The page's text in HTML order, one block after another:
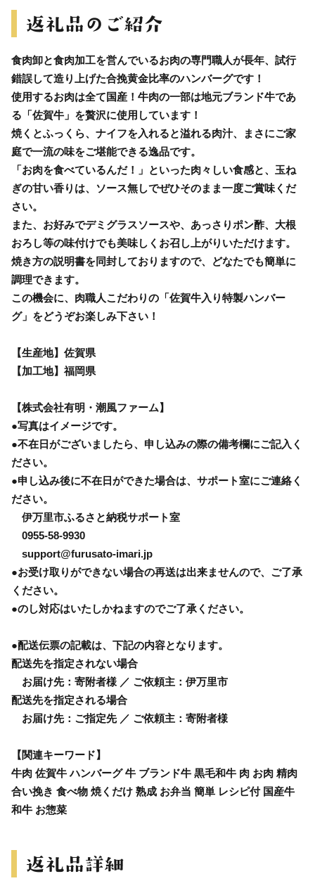
食肉卸と食肉加工を営んでいるお肉の専門職人が長年、試行
錯誤して造り上げた合挽黄金比率のハンバーグです！
使用するお肉は全て国産！牛肉の一部は地元ブランド牛であ
る「佐賀牛」を贅沢に使用しています！
焼くとふっくら、ナイフを入れると溢れる肉汁、まさにご家
庭で一流の味をご堪能できる逸品です。
「お肉を食べているんだ！」といった肉々しい食感と、玉ね
ぎの甘い香りは、ソース無しでぜひそのまま一度ご賞味くだ
さい。
また、お好みでデミグラスソースや、あっさりポン酢、大根
おろし等の味付けでも美味しくお召し上がりいただけます。
焼き方の説明書を同封しておりますので、どなたでも簡単に
調理できます。
この機会に、肉職人こだわりの「佐賀牛入り特製ハンバー
グ」をどうぞお楽しみ下さい！
【生産地】佐賀県
【加工地】福岡県
【株式会社有明・潮風ファーム】
●写真はイメージです。
●不在日がございましたら、申し込みの際の備考欄にご記入く
ださい。
●申し込み後に不在日ができた場合は、サポート室にご連絡く
ださい。
伊万里市ふるさと納税サポート室
0955-58-9930
support@furusato-imari.jp
●お受け取りができない場合の再送は出来ませんので、ご了承
ください。
●のし対応はいたしかねますのでご了承ください。
●配送伝票の記載は、下記の内容となります。
配送先を指定されない場合
お届け先：寄附者様 ／ ご依頼主：伊万里市
配送先を指定される場合
お届け先：ご指定先 ／ ご依頼主：寄附者様
【関連キーワード】
牛肉 佐賀牛 ハンバーグ 牛 ブランド牛 黒毛和牛 肉 お肉 精肉
合い挽き 食べ物 焼くだけ 熟成 お弁当 簡単 レシピ付 国産牛
和牛 お惣菜